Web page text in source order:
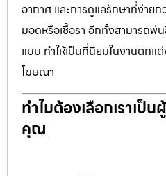
อากาศ และการดูแลรักษาที่ง่าย
มอดหรือเชื้อรา อีกทั้งสามารถพ่
แบบ ทำให้เป็นที่นิยมในงานตกแ
โฆษณา
ทำไมต้องเลือกเราเป็
คุณ